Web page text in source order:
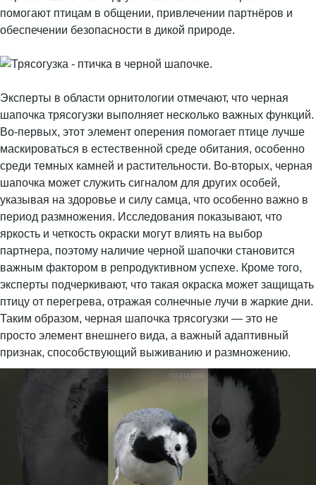
помогают птицам в общении, привлечении партнёров и
обеспечении безопасности в дикой природе.
Эксперты в области орнитологии отмечают, что черная
шапочка трясогузки выполняет несколько важных функций.
Во-первых, этот элемент оперения помогает птице лучше
маскироваться в естественной среде обитания, особенно
среди темных камней и растительности. Во-вторых, черная
шапочка может служить сигналом для других особей,
указывая на здоровье и силу самца, что особенно важно в
период размножения. Исследования показывают, что
яркость и четкость окраски могут влиять на выбор
партнера, поэтому наличие черной шапочки становится
важным фактором в репродуктивном успехе. Кроме того,
эксперты подчеркивают, что такая окраска может защищать
птицу от перегрева, отражая солнечные лучи в жаркие дни.
Таким образом, черная шапочка трясогузки — это не
просто элемент внешнего вида, а важный адаптивный
признак, способствующий выживанию и размножению.